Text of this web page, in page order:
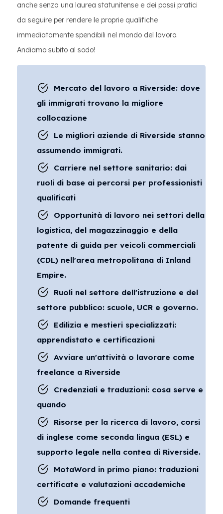
anche senza una laurea statunitense e dei passi pratici
da seguire per rendere le proprie qualifiche
immediatamente spendibili nel mondo del lavoro.
Andiamo subito al sodo!
Mercato del lavoro a Riverside: dove
gli immigrati trovano la migliore
collocazione
Le migliori aziende di Riverside stanno
assumendo immigrati.
Carriere nel settore sanitario: dai
ruoli di base ai percorsi per professionisti
qualificati
Opportunità di lavoro nei settori della
logistica, del magazzinaggio e della
patente di guida per veicoli commerciali
(CDL) nell'area metropolitana di Inland
Empire.
Ruoli nel settore dell'istruzione e del
settore pubblico: scuole, UCR e governo.
Edilizia e mestieri specializzati:
apprendistato e certificazioni
Avviare un'attività o lavorare come
freelance a Riverside
Credenziali e traduzioni: cosa serve e
quando
Risorse per la ricerca di lavoro, corsi
di inglese come seconda lingua (ESL) e
supporto legale nella contea di Riverside.
MotaWord in primo piano: traduzioni
certificate e valutazioni accademiche
Domande frequenti